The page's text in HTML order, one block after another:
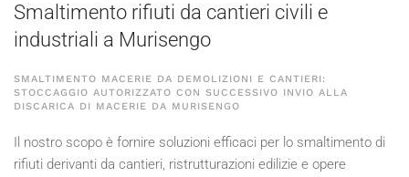
Smaltimento rifiuti da cantieri civili e
industriali a Murisengo
SMALTIMENTO MACERIE DA DEMOLIZIONI E CANTIERI:
STOCCAGGIO AUTORIZZATO CON SUCCESSIVO INVIO ALLA
DISCARICA DI MACERIE DA MURISENGO
Il nostro scopo è fornire soluzioni efficaci per lo smaltimento di
rifiuti derivanti da cantieri, ristrutturazioni edilizie e opere